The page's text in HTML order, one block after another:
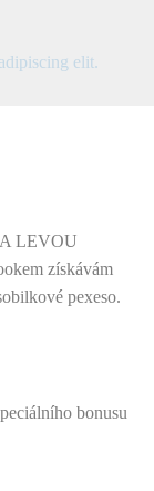
elit.
LEVOU
získávám
pexeso.
bonusu